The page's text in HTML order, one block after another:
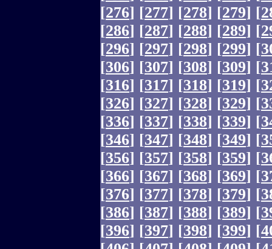
[276] [277] [278] [279] [
[286] [287] [288] [289] [
[296] [297] [298] [299] [
[306] [307] [308] [309] [
[316] [317] [318] [319] [
[326] [327] [328] [329] [
[336] [337] [338] [339] [
[346] [347] [348] [349] [
[356] [357] [358] [359] [
[366] [367] [368] [369] [
[376] [377] [378] [379] [
[386] [387] [388] [389] [
[396] [397] [398] [399] [